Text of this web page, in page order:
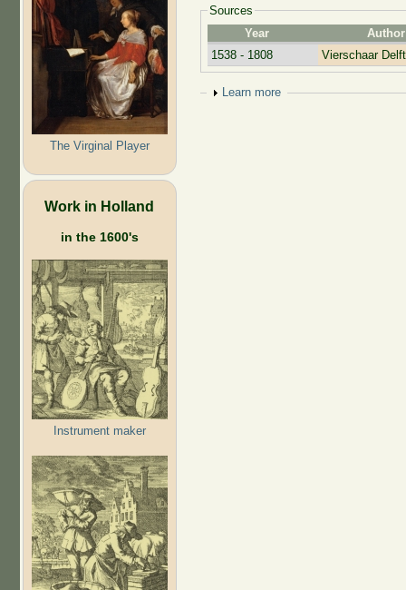
The Virginal Player
Work in Holland
in the 1600's
Instrument maker
Sources
Year
Author
1538 - 1808
Vierschaar Delft
Show
Learn more